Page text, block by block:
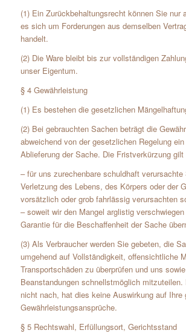
(1) Ein Zurückbehaltungsrecht können Sie nur
es sich um Forderungen aus demselben
handelt.
(2) Die Ware bleibt bis zur vollständigen
unser Eigentum.
§ 4 Gewährleistung
(1) Es bestehen die gesetzlichen
(2) Bei gebrauchten Sachen beträgt die
abweichend von der gesetzlichen Regelung
Ablieferung der Sache. Die Fristverkürzung gilt
– für uns zurechenbare schuldhaft verursachte
Verletzung des Lebens, des Körpers oder der
vorsätzlich oder grob fahrlässig verursachten
– soweit wir den Mangel arglistig
Garantie für die Beschaffenheit der Sache
(3) Als Verbraucher werden Sie gebeten, die
umgehend auf Vollständigkeit, offensichtliche
Transportschäden zu überprüfen und uns
Beanstandungen schnellstmöglich
nicht nach, hat dies keine Auswirkung auf Ihre
Gewährleistungsansprüche.
§ 5 Rechtswahl, Erfüllungsort, Gerichtsstand